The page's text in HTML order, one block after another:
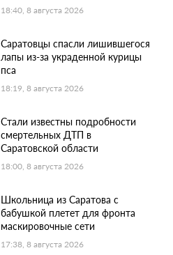
18:40, 8 августа 2026
Саратовцы спасли лишившегося
лапы из-за украденной курицы
пса
18:19, 8 августа 2026
Стали известны подробности
смертельных ДТП в
Саратовской области
18:00, 8 августа 2026
Школьница из Саратова с
бабушкой плетет для фронта
маскировочные сети
17:38, 8 августа 2026